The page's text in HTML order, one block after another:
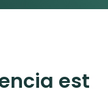
est